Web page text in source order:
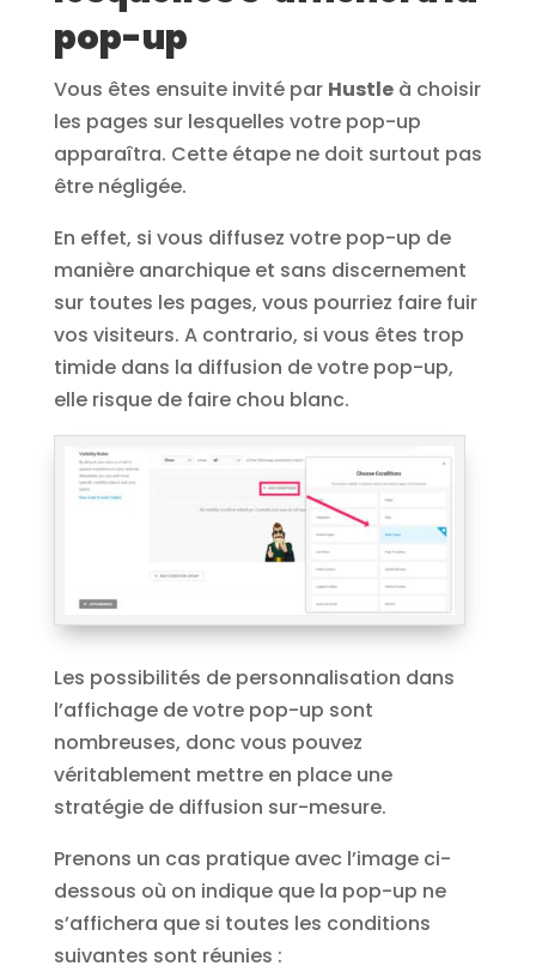
pop-up
Vous êtes ensuite invité par Hustleà choisir
les pages sur lesquelles votre pop-up
apparaîtra. Cette étape ne doit surtout pas
être négligée.
En effet, si vous diffusez votre pop-up de
manière anarchique et sans discernement
sur toutes les pages, vous pourriez faire fuir
vos visiteurs. A contrario, si vous êtes trop
timide dans la diffusion de votre pop-up,
elle risque de faire chou blanc.
Les possibilités de personnalisation dans
l’affichage de votre pop-up sont
nombreuses, donc vous pouvez
véritablement mettre en place une
stratégie de diffusion sur-mesure.
Prenons un cas pratique avec l’image ci-
dessous où on indique que la pop-up ne
s’affichera que si toutes les conditions
suivantes sont réunies :